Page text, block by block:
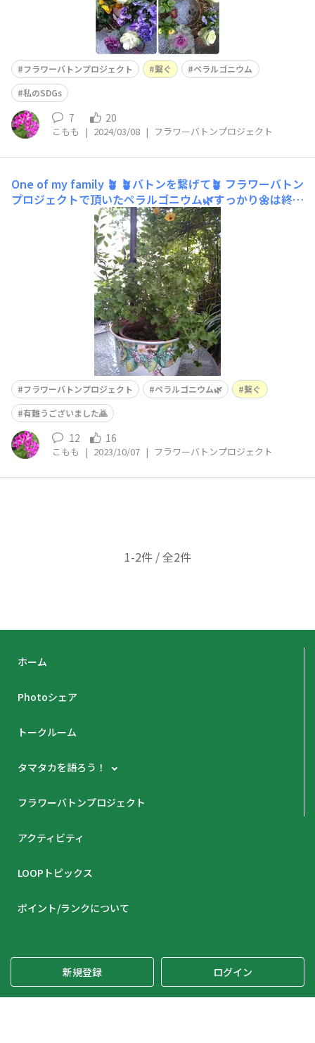
フラワーバトンプロジェクト 繋ぐ
ペラルゴニウム
私のSDGs
7 20
こもも | 2024/03/08 | フラワーバトンプロジェクト
One of my family 🪴 🪴バトンを繋げて🪴 フラワーバトン
プロジェクトで頂いたペラルゴニウム🌿すっかり🌼は終わ
りましたが葉は元気モリモリ💪💪 一回り大きな鉢に植え
替えました🪴来春もたくさん可愛い💠がつくよう 大事に
育てます。有難う御座いました。こもも🍂
フラワーバトンプロジェクト ペラルゴニウム🌿
繋ぐ
有難うございました🙇
12 16
こもも | 2023/10/07 | フラワーバトンプロジェクト
1-2件 / 全2件
ホーム
Photoシェア
トークルーム
タマタカを語ろう！
フラワーバトンプロジェクト
アクティビティ
LOOPトピックス
ポイント/ランクについて
新規登録 ログイン